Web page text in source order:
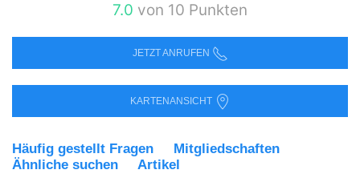
7.0 von 10 Punkten
JETZT ANRUFEN
KARTENANSICHT
Häufig gestellt Fragen
Mitgliedschaften
Ähnliche suchen
Artikel